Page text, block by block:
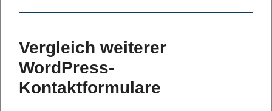
Vergleich weiterer
WordPress-
Kontaktformulare